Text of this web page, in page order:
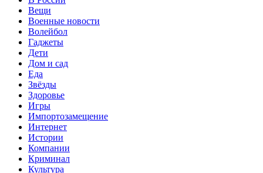
Вещи
Военные новости
Волейбол
Гаджеты
Дети
Дом и сад
Еда
Звёзды
Здоровье
Игры
Импортозамещение
Интернет
Истории
Компании
Криминал
Культура